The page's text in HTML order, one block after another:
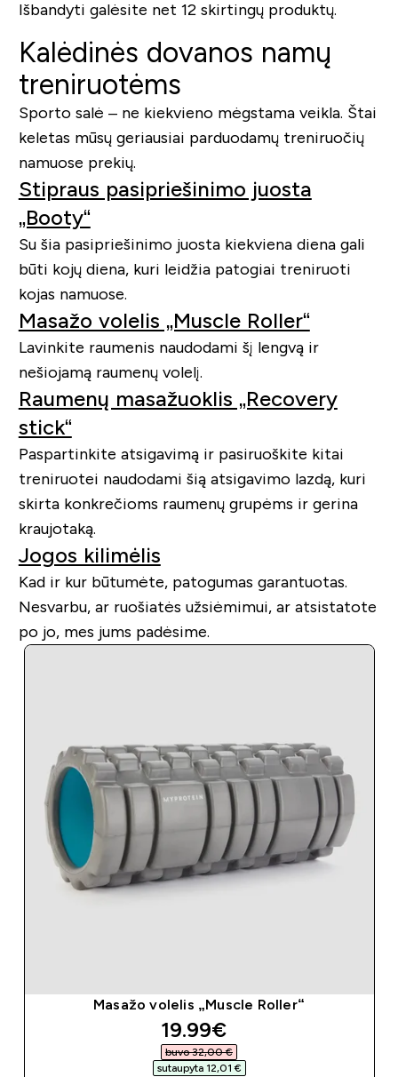
Išbandyti galėsite net 12 skirtingų produktų.
Kalėdinės dovanos namų
treniruotėms
Sporto salė – ne kiekvieno mėgstama veikla. Štai
keletas mūsų geriausiai parduodamų treniruočių
namuose prekių.
Stipraus pasipriešinimo juosta
„Booty“
Su šia pasipriešinimo juosta kiekviena diena gali
būti kojų diena, kuri leidžia patogiai treniruoti
kojas namuose.
Masažo volelis „Muscle Roller“
Lavinkite raumenis naudodami šį lengvą ir
nešiojamą raumenų volelį.
Raumenų masažuoklis „Recovery
stick“
Paspartinkite atsigavimą ir pasiruoškite kitai
treniruotei naudodami šią atsigavimo lazdą, kuri
skirta konkrečioms raumenų grupėms ir gerina
kraujotaką.
Jogos kilimėlis
Kad ir kur būtumėte, patogumas garantuotas.
Nesvarbu, ar ruošiatės užsiėmimui, ar atsistatote
po jo, mes jums padėsime.
Masažo volelis „Muscle Roller“
discounted price
19.99€‎
buvo 32,00 €‎
sutaupyta 12,01 €‎